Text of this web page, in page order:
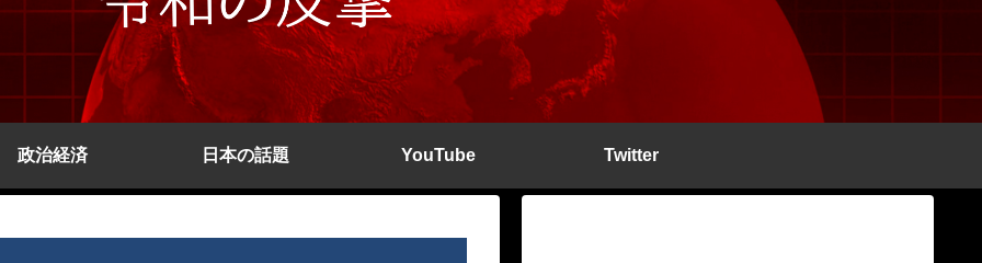
政治経済 日本の話題 YouTube Twitter